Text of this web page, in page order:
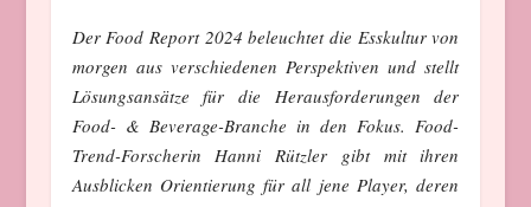
Der Food Report 2024 beleuchtet die Esskultur von
morgen aus verschiedenen Perspektiven und stellt
Lösungsansätze für die Herausforderungen der
Food- & Beverage-Branche in den Fokus. Food-
Trend-Forscherin Hanni Rützler gibt mit ihren
Ausblicken Orientierung für all jene Player, deren